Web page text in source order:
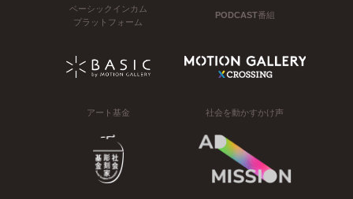
ベーシックインカム
プラットフォーム
PODCAST番組
アート基金 社会を動かすかけ声